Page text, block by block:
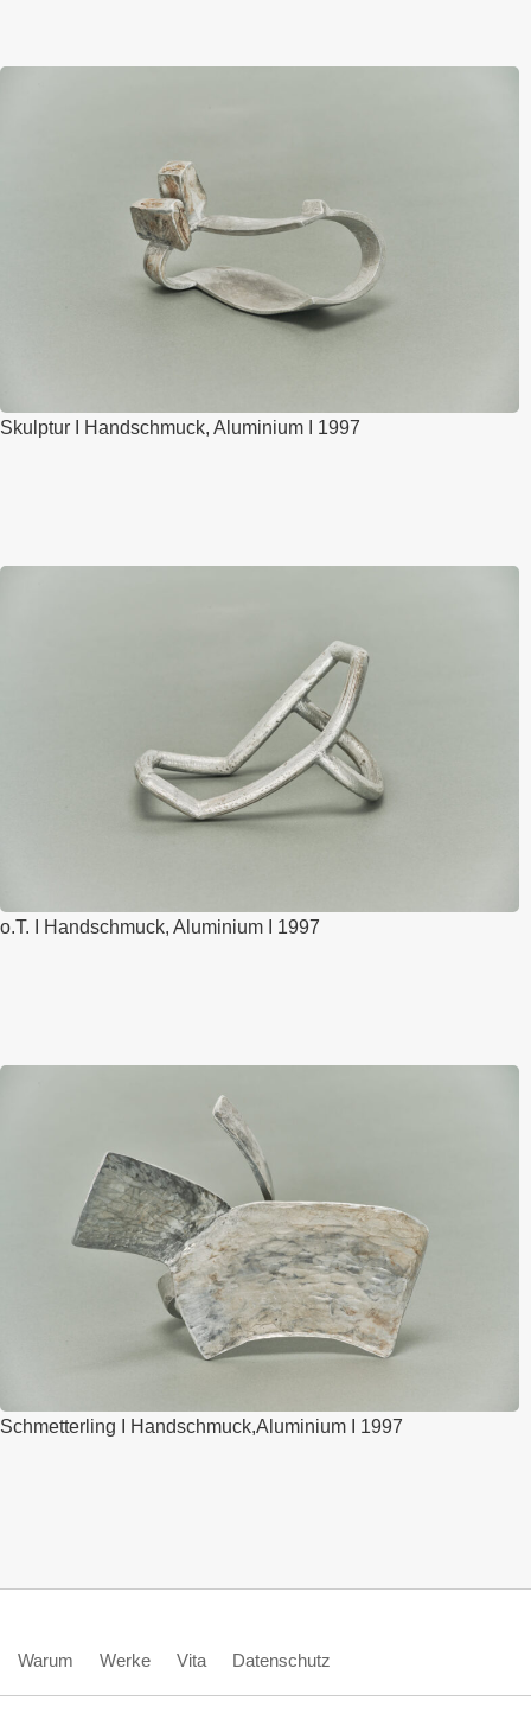
Skulptur I Handschmuck, Aluminium I 1997
o.T. I Handschmuck, Aluminium I 1997
Schmetterling I Handschmuck,Aluminium I 1997
Warum Werke Vita Datenschutz